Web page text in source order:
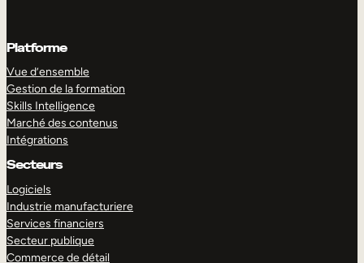
Platforme
Vue d’ensemble
Gestion de la formation
Skills Intelligence
Marché des contenus
Intégrations
Secteurs
Logiciels
Industrie manufacturiere
Services financiers
Secteur publique
Commerce de détail